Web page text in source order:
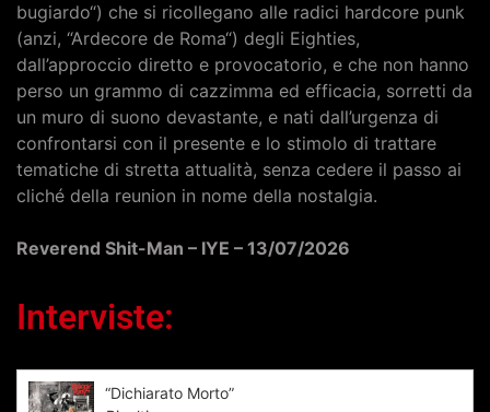
bugiardo“) che si ricollegano alle radici hardcore punk
(anzi, “Ardecore de Roma“) degli Eighties,
dall’approccio diretto e provocatorio, e che non hanno
perso un grammo di cazzimma ed efficacia, sorretti da
un muro di suono devastante, e nati dall’urgenza di
confrontarsi con il presente e lo stimolo di trattare
tematiche di stretta attualità, senza cedere il passo ai
cliché della reunion in nome della nostalgia.
Reverend Shit-Man – IYE – 13/07/2026
Interviste:
“Dichiarato Morto”